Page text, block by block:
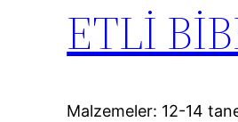
ETLİ
Malzemeler: 12-14